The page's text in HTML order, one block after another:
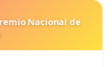
Nacional de